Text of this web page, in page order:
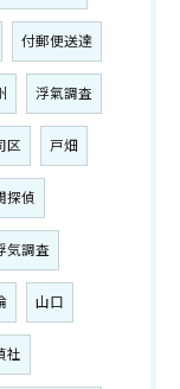
付郵便送達
浮氣調査
区 戸畑
探偵
気調査
山口
社